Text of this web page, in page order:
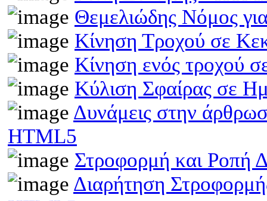
Θεμελιώδης Νόμος
Κίνηση Τροχού σε
Κίνηση ενός τροχού
Κύλιση Σφαίρας σε
Δυνάμεις στην
HTML5
Στροφορμή και Ροπή
Διαρήτηση